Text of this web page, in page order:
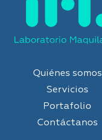
Quiénes somos
Servicios
Portafolio
Contáctanos